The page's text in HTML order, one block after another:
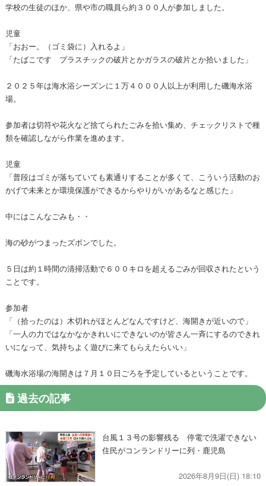
学校の生徒のほか、県や市の職員ら約３００人が参加しました。
児童
「おおー。（ゴミ袋に）入れるよ」
「たばこです プラスチックの破片とかガラスの破片とか拾いました」
２０２５年は海水浴シーズンに１万４０００人以上が利用した磯海水浴
場。
参加者は切符や花火など捨てられたごみを拾い集め、チェックリストで種
類を確認しながら作業を進めます。
児童
「普段はゴミが落ちていても素通りすることが多くて、こういう活動のお
かげで未来とか環境保護ができるからやりがいがあるなと感じた」
中にはこんなごみも・・
海の砂がつまったズボンでした。
５日は約１時間の清掃活動で６００キロを超えるごみが回収されたという
ことです。
参加者
「（拾ったのは）木切れがほとんどなんですけど、海開きが近いので」
「一人の力ではなかなかきれいにできないのが皆さん一斉にするのできれ
いになって、気持ちよく遊びに来てもらえたらいい」
磯海水浴場の海開きは７月１０日ごろを予定しているということです。
過去の記事
台風１３号の影響残る 停電で洗濯できない
住民がコンランドリーに列・鹿児島
2026年8月9日(日) 18:10